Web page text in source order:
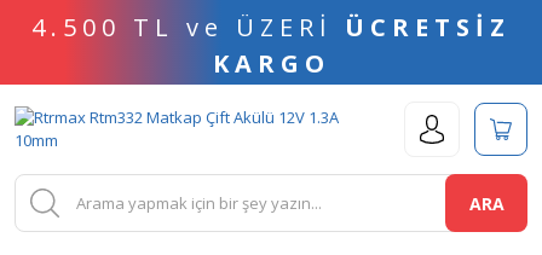
4.500 TL ve ÜZERİ ÜCRETSİZ
KARGO
ARA